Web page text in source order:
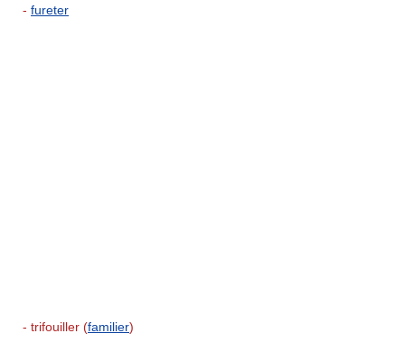
- fureter
- trifouiller (familier)